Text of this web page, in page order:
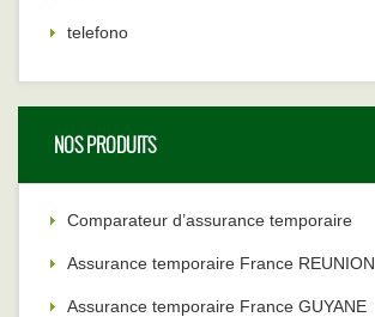
telefono
NOS PRODUITS
Comparateur d’assurance temporaire
Assurance temporaire France REUNION
Assurance temporaire France GUYANE